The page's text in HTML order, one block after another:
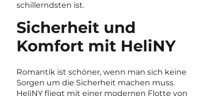
schillerndsten ist.
Sicherheit und
Komfort mit HeliNY
Romantik ist schöner, wenn man sich keine
Sorgen um die Sicherheit machen muss.
HeliNY fliegt mit einer modernen Flotte von